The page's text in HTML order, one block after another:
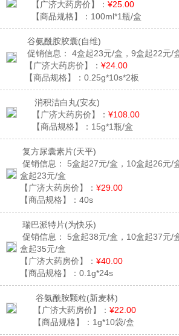
【广济大药房价】： ¥25.00
【商品规格】： 100ml*1瓶/盒
谷氨酰胺胶囊(自维)
促销信息：
4盒起23元/盒，9盒起22元/
【广济大药房价】： ¥24.00
【商品规格】： 0.25g*10s*2板
消积洁白丸(安友)
【广济大药房价】： ¥108.00
【商品规格】： 15g*1瓶/盒
复方尿囊素片(天平)
促销信息：
5盒起27元/盒，10盒起26元/
盒起23元/盒
【广济大药房价】： ¥29.00
【商品规格】： 40s
瑞巴派特片(为快乐)
促销信息：
5盒起38元/盒，10盒起37元/
盒起35元/盒
【广济大药房价】： ¥40.00
【商品规格】： 0.1g*24s
谷氨酰胺颗粒(新麦林)
【广济大药房价】： ¥22.00
【商品规格】： 1g*10袋/盒